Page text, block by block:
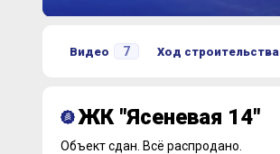
Видео 7 Ход строительства
ЖК "Ясеневая 14"
Объект сдан. Всё распродано.